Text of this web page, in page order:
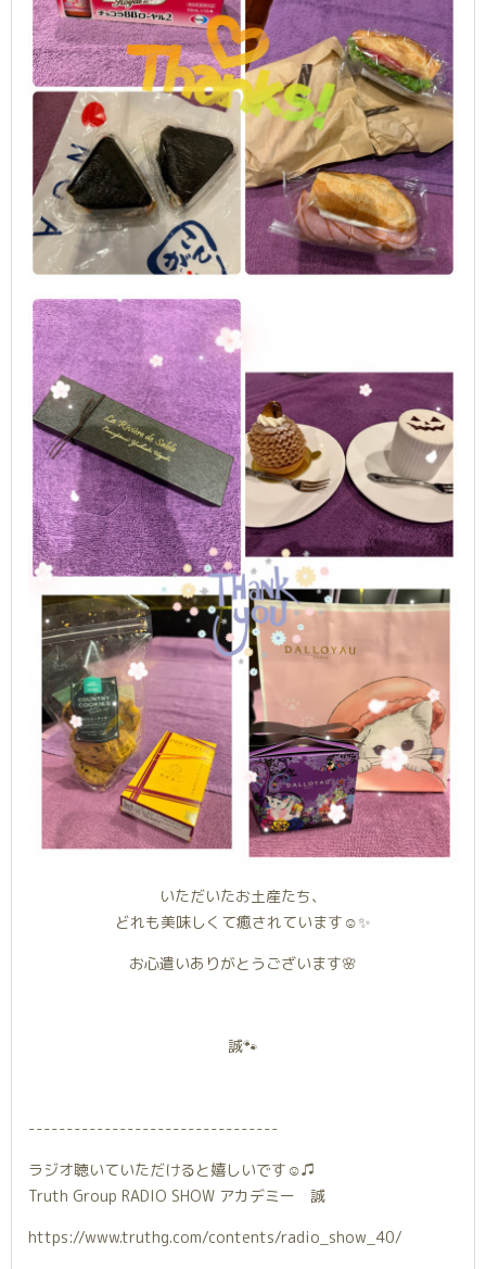
いただいたお土産たち、
どれも美味しくて癒されています☺️✨
お心遣いありがとうございます🌸
誠🐾
---------------------------------
ラジオ聴いていただけると嬉しいです☺️♫
Truth Group RADIO SHOW アカデミー 誠
https://www.truthg.com/contents/radio_show_40/